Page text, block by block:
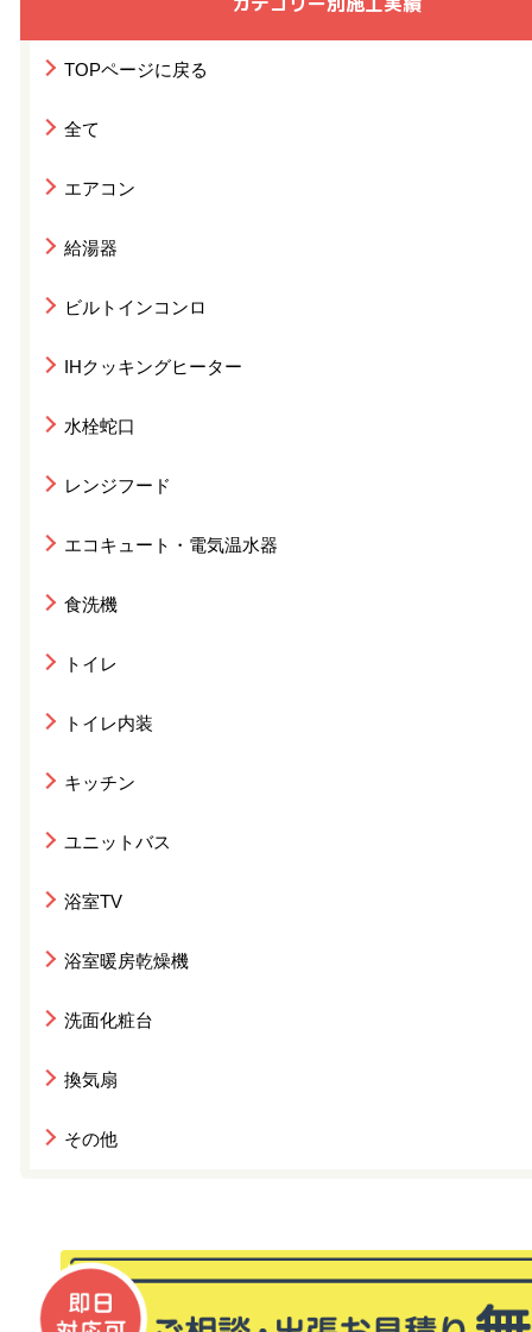
TOPページに戻る
全て
エアコン
給湯器
ビルトインコンロ
IHクッキングヒーター
水栓蛇口
レンジフード
エコキュート・電気温水器
食洗機
トイレ
トイレ内装
キッチン
ユニットバス
浴室TV
浴室暖房乾燥機
洗面化粧台
換気扇
その他